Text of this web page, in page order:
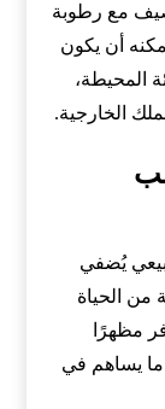
مع رطوبة
أن يكون
المحيطة،
الخارجية.
يُضفي
من الحياة
مظهرًا
يساهم في